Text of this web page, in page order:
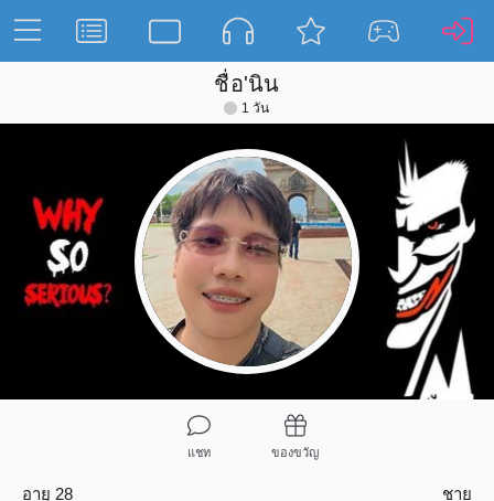
ชื่อ'นิน
1 วัน
แชท ของขวัญ
อายุ 28
ชาย